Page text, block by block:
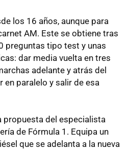
los 16 años, aunque para
AM. Este se obtiene tras
preguntas tipo test y unas
dar media vuelta en tres
adelante y atrás del
en paralelo y salir de esa
propuesta del especialista
de Fórmula 1. Equipa un
que se adelanta a la nueva